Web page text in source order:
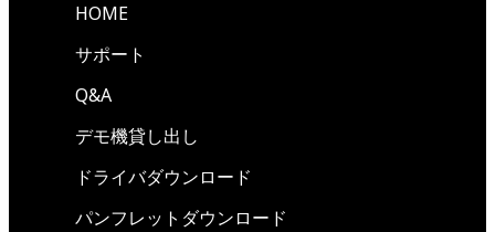
HOME
サポート
Q&A
デモ機貸し出し
ドライバダウンロード
パンフレットダウンロード